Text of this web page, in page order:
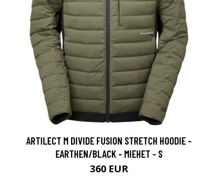
ARTILECT M DIVIDE FUSION STRETCH HOODIE -
EARTHEN/BLACK - MIEHET - S
360 EUR